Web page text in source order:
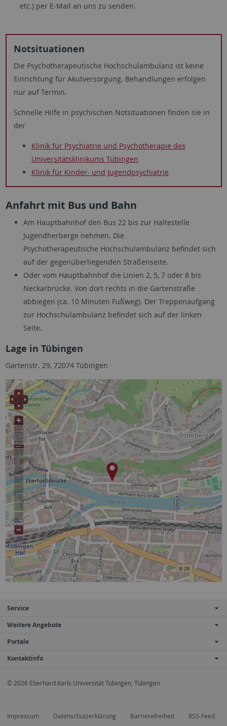
etc.) per E-Mail an uns zu senden.
Notsituationen
Die Psychotherapeutische Hochschulambulanz ist keine
Einrichtung für Akutversorgung. Behandlungen erfolgen
nur auf Termin.
Schnelle Hilfe in psychischen Notsituationen finden sie in
der
Klinik für Psychiatrie und Psychotherapie des
Universitätsklinikums Tübingen
Klinik für Kinder- und Jugendpsychiatrie
Anfahrt mit Bus und Bahn
Am Hauptbahnhof den Bus 22 bis zur Haltestelle
Jugendherberge nehmen. Die
Psychotherapeutische Hochschulambulanz befindet sich
auf der gegenüberliegenden Straßenseite.
Oder vom Hauptbahnhof die Linien 2, 5, 7 oder 8 bis
Neckarbrücke. Von dort rechts in die Gartenstraße
abbiegen (ca. 10 Minuten Fußweg). Der Treppenaufgang
zur Hochschulambulanz befindet sich auf der linken
Seite.
Lage in Tübingen
Gartenstr. 29, 72074 Tübingen
Service
Weitere Angebote
Portale
Kontaktinfo
© 2026 Eberhard Karls Universität Tübingen, Tübingen
Impressum Datenschutzerklärung Barrierefreiheit RSS-Feed